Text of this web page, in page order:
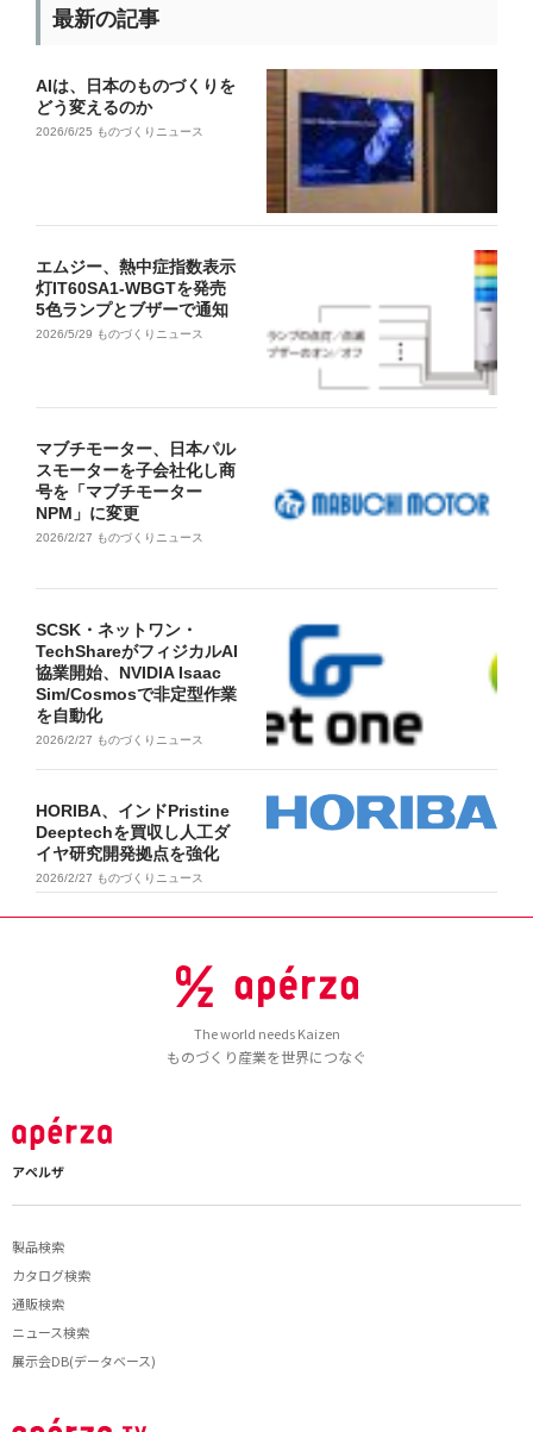
最新の記事
AIは、日本のものづくりを
どう変えるのか
2026/6/25 ものづくりニュース
エムジー、熱中症指数表示
灯IT60SA1-WBGTを発売
5色ランプとブザーで通知
2026/5/29 ものづくりニュース
マブチモーター、日本パル
スモーターを子会社化し商
号を「マブチモーター
NPM」に変更
2026/2/27 ものづくりニュース
SCSK・ネットワン・
TechShareがフィジカルAI
協業開始、NVIDIA Isaac
Sim/Cosmosで非定型作業
を自動化
2026/2/27 ものづくりニュース
HORIBA、インドPristine
Deeptechを買収し人工ダ
イヤ研究開発拠点を強化
2026/2/27 ものづくりニュース
The world needs Kaizen
ものづくり産業を世界につなぐ
アペルザ
製品検索
カタログ検索
通販検索
ニュース検索
展示会DB(データベース)